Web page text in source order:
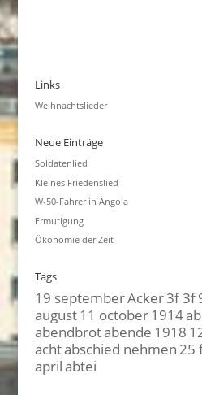
Links
Weihnachtslieder
Neue Einträge
Soldatenlied
Kleines Friedenslied
W-50-Fahrer in Angola
Ermutigung
Ökonomie der Zeit
Tags
19 septemberAcker3f 3f
august11 october1914
abendbrotabende 1918
achtabschied nehmen25
aprilabtei